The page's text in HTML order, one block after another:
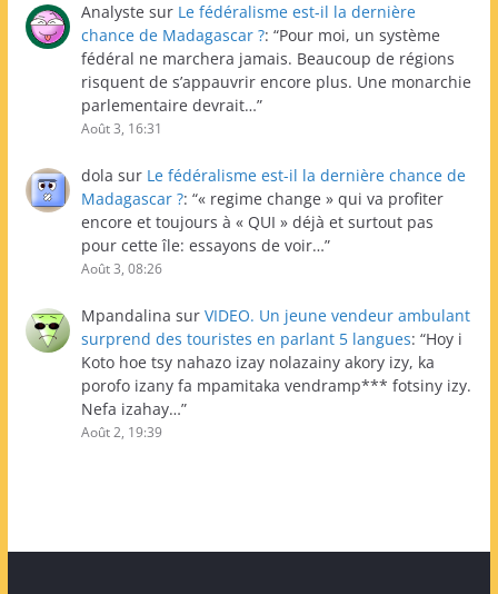
Analyste sur Le fédéralisme est-il la dernière
chance de Madagascar ?: “Pour moi, un système
fédéral ne marchera jamais. Beaucoup de régions
risquent de s’appauvrir encore plus. Une monarchie
parlementaire devrait…”
Août 3, 16:31
dola sur Le fédéralisme est-il la dernière chance de
Madagascar ?: “« regime change » qui va profiter
encore et toujours à « QUI » déjà et surtout pas
pour cette île: essayons de voir…”
Août 3, 08:26
Mpandalina sur VIDEO. Un jeune vendeur ambulant
surprend des touristes en parlant 5 langues: “Hoy i
Koto hoe tsy nahazo izay nolazainy akory izy, ka
porofo izany fa mpamitaka vendramp*** fotsiny izy.
Nefa izahay…”
Août 2, 19:39